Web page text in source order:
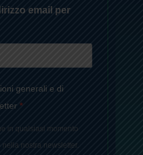
email per
generali e di
in qualsiasi momento
nostra newsletter.